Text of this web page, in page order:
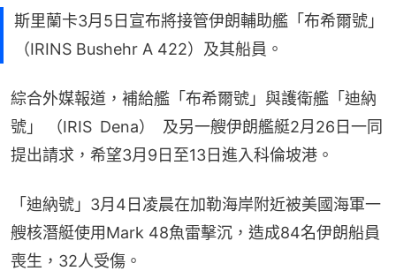
斯里蘭卡3月5日宣布將接管伊朗輔助艦「布希爾號」
（IRINS Bushehr A 422）及其船員。
綜合外媒報道，補給艦「布希爾號」與護衛艦「迪納
號」 （IRIS Dena） 及另一艘伊朗艦艇2月26日一同
提出請求，希望3月9日至13日進入科倫坡港。
「迪納號」3月4日凌晨在加勒海岸附近被美國海軍一
艘核潛艇使用Mark 48魚雷擊沉，造成84名伊朗船員
喪生，32人受傷。